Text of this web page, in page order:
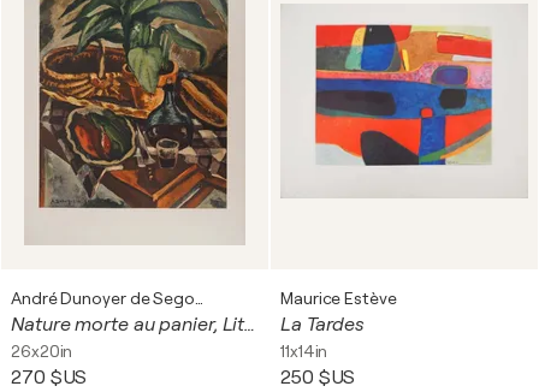
Nature morte au panier, Lithographie signée
26x20in
270 $US
Maurice Estève
La Tardes
11x14in
250 $US